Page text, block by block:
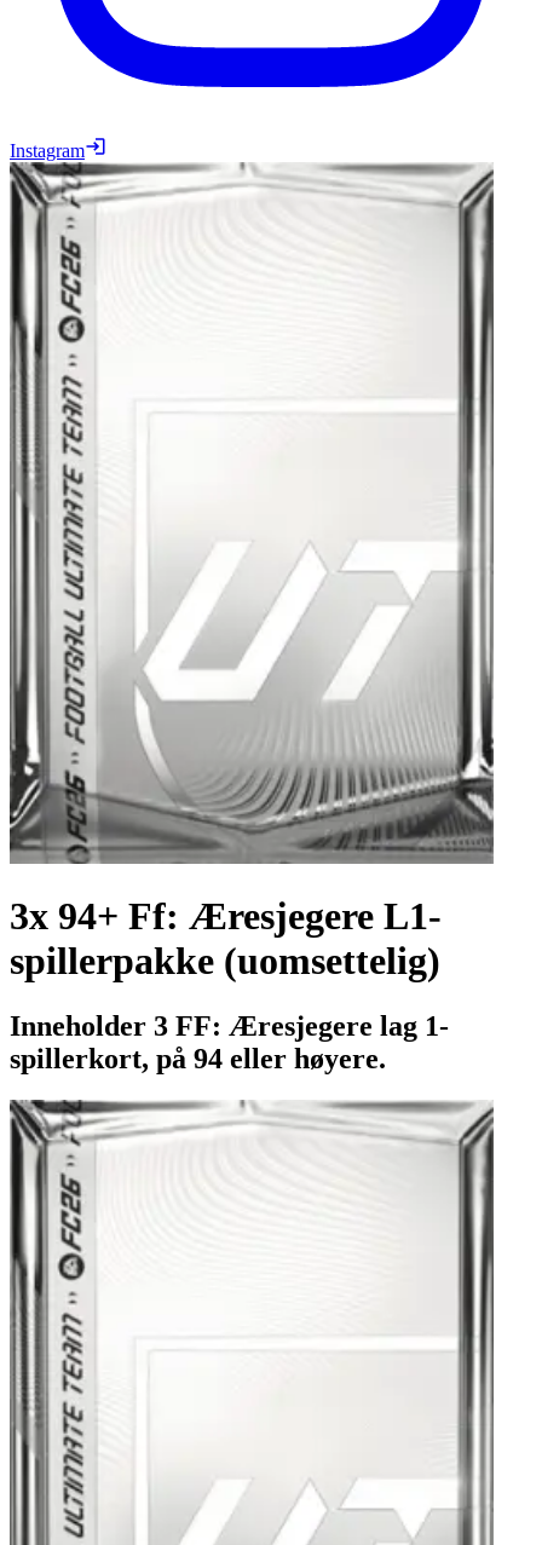
Instagram
3x 94+ Ff: Æresjegere L1-
spillerpakke (uomsettelig)
Inneholder 3 FF: Æresjegere lag 1-
spillerkort, på 94 eller høyere.